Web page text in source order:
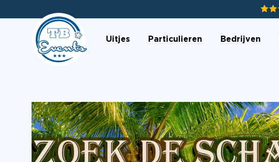
Uitjes Particulieren Bedrijven